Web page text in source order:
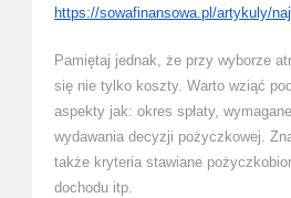
https://sowafinansowa.pl/artykuly/
Pamiętaj jednak, że przy wyborze
się nie tylko koszty. Warto wziąć
aspekty jak: okres spłaty,
wydawania decyzji pożyczkowej.
także kryteria stawiane
dochodu itp.